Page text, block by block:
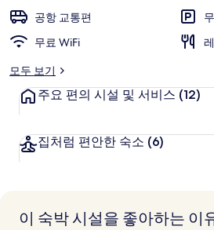
객
추
공항 교통편
무료 WiFi
모두 보기
주요 편의 시설 및 서비스 (12)
집처럼 편안한 숙소 (6)
이 숙박 시설을 좋아하는 이